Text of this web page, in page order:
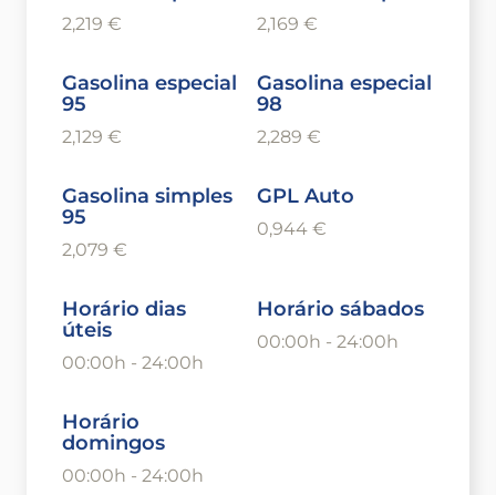
2,219 € 2,169 €
Gasolina especial
95
2,129 €
Gasolina especial
98
2,289 €
Gasolina simples
95
2,079 €
GPL Auto
0,944 €
Horário dias
úteis
00:00h - 24:00h
Horário sábados
00:00h - 24:00h
Horário
domingos
00:00h - 24:00h